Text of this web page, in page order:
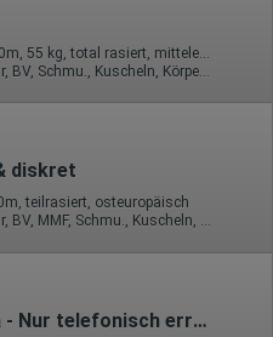
80B, KF 34/36, 1.70m, 55 kg, total rasiert, mitteleuropäisch
69, GF6, Franz b. Ihr, BV, Schmu., Kuscheln, Körperküs., EL
diskret
teilrasiert, osteuropäisch
69, GF6, Franz b. Ihr, BV, MMF, Schmu., Kuscheln, Körperküs.
Deutsche Mia - Nur telefonisch erreichbar